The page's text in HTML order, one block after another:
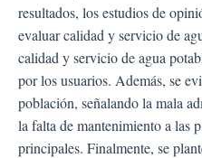
resultados, los estudios de
evaluar calidad y servicio de
calidad y servicio de agua
por los usuarios. Además, se
población, señalando la mala
la falta de mantenimiento a las
principales. Finalmente, se